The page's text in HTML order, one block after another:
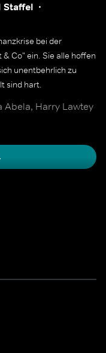
Staffel
bei der
Co" ein. Sie alle hoffen
unentbehrlich zu
sind hart.
Abela, Harry Lawtey